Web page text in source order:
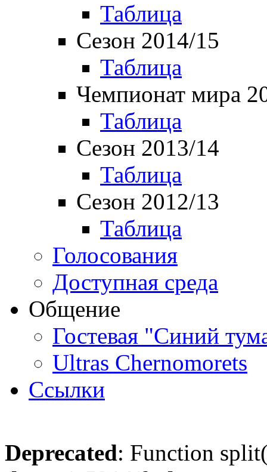
Таблица
Сезон 2014/15
Таблица
Чемпионат мира
Таблица
Сезон 2013/14
Таблица
Сезон 2012/13
Таблица
Голосования
Доступная среда
Общение
Гостевая "Синий
Ultras Chernomorets
Ссылки
Deprecated: Function